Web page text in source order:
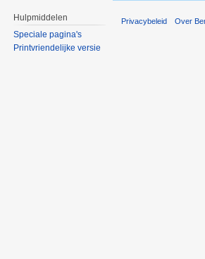
Hulpmiddelen
Speciale pagina's
Printvriendelijke versie
Privacybeleid Over